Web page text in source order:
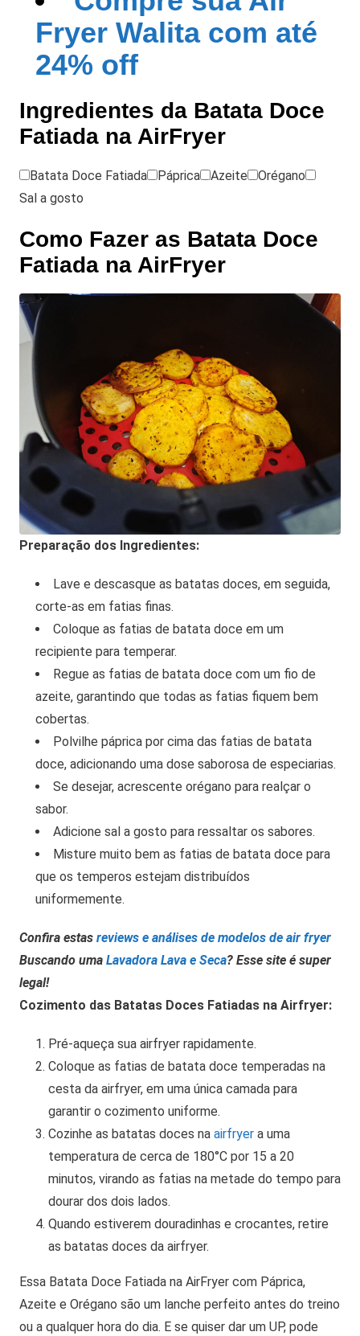
Fryer Walita com até
24% off
Ingredientes da Batata Doce
Fatiada na AirFryer
Batata Doce Fatiada Páprica Azeite
Orégano
Sal a gosto
Como Fazer as Batata Doce
Fatiada na AirFryer
Preparação dos Ingredientes:
Lave e descasque as batatas doces, em seguida,
corte-as em fatias finas.
Coloque as fatias de batata doce em um
recipiente para temperar.
Regue as fatias de batata doce com um fio de
azeite, garantindo que todas as fatias fiquem bem
cobertas.
Polvilhe páprica por cima das fatias de batata
doce, adicionando uma dose saborosa de especiarias.
Se desejar, acrescente orégano para realçar o
sabor.
Adicione sal a gosto para ressaltar os sabores.
Misture muito bem as fatias de batata doce para
que os temperos estejam distribuídos
uniformemente.
Confira estas reviews e análises de modelos de air fryer
Buscando uma Lavadora Lava e Seca? Esse site é super
legal!
Cozimento das Batatas Doces Fatiadas na Airfryer:
Pré-aqueça sua airfryer rapidamente.
Coloque as fatias de batata doce temperadas na
cesta da airfryer, em uma única camada para
garantir o cozimento uniforme.
Cozinhe as batatas doces na airfryer a uma
temperatura de cerca de 180°C por 15 a 20
minutos, virando as fatias na metade do tempo para
dourar dos dois lados.
Quando estiverem douradinhas e crocantes, retire
as batatas doces da airfryer.
Essa Batata Doce Fatiada na AirFryer com Páprica,
Azeite e Orégano são um lanche perfeito antes do treino
ou a qualquer hora do dia. E se quiser dar um UP, pode